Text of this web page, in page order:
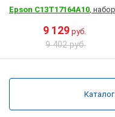
Epson C13T17164A10, набор
9 129 руб.
9 402 руб.